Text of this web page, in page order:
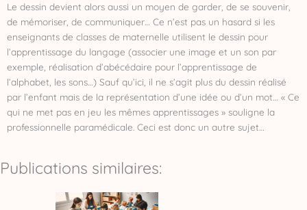
Le dessin devient alors aussi un moyen de garder, de se souvenir,
de mémoriser, de communiquer… Ce n’est pas un hasard si les
enseignants de classes de maternelle utilisent le dessin pour
l’apprentissage du langage (associer une image et un son par
exemple, réalisation d’abécédaire pour l’apprentissage de
l’alphabet, les sons…) Sauf qu’ici, il ne s’agit plus du dessin réalisé
par l’enfant mais de la représentation d’une idée ou d’un mot… « Ce
qui ne met pas en jeu les mêmes apprentissages » souligne la
professionnelle paramédicale. Ceci est donc un autre sujet…
Publications similaires: